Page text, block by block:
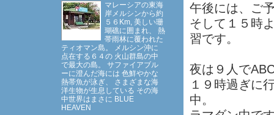
午後には、ご
そして１５時
習です。
夜は９人で
１９時過ぎに
中。
マレーシアの東海
岸メルシンから約
５６Km, 美しい珊
瑚礁に囲まれ、 熱
帯雨林に覆われた
ティオマン島。 メルシン沖に
点在する６４の 火山群島の中
で最大の島。 サファイアブル
ーに澄んだ海には 色鮮やかな
熱帯魚が泳ぎ、 さまざまな海
洋生物が生息している その海
中世界はまさに BLUE
HEAVEN